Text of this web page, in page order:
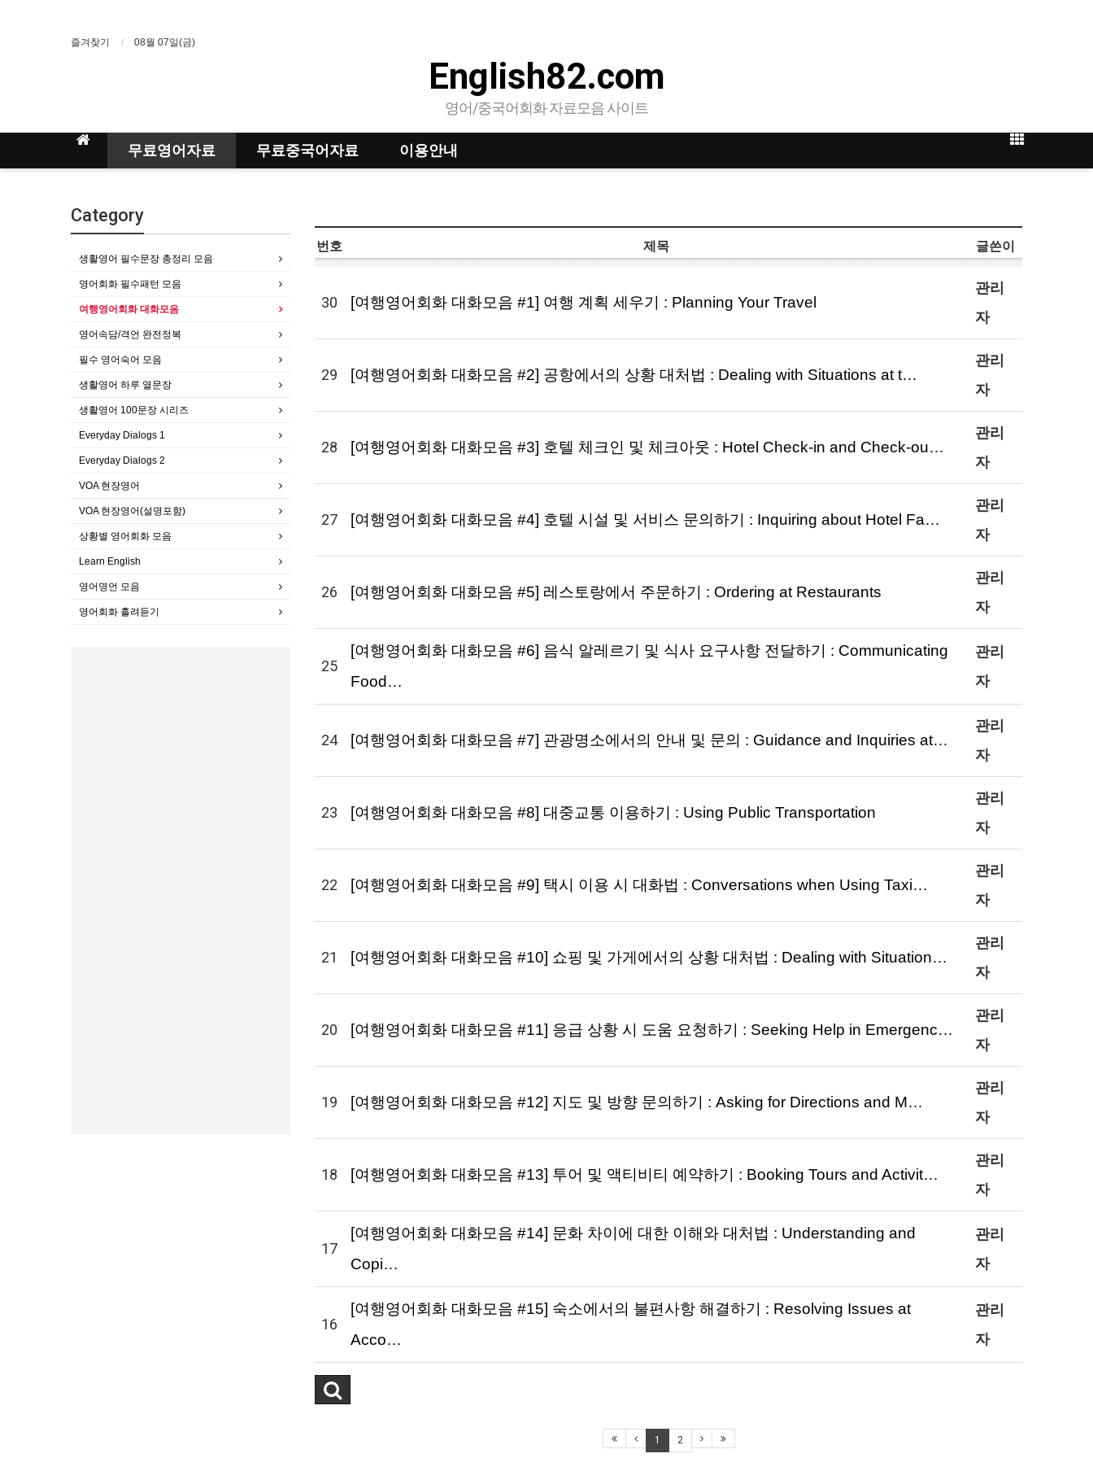
즐겨찾기 08월 07일(금)
English82.com
영어/중국어회화 자료모음 사이트
무료영어자료 무료중국어자료 이용안내
번호 제목 글쓴이
30 [여행영어회화 대화모음 #1] 여행 계획 세우기 : Planning Your Travel
관리
자
29 [여행영어회화 대화모음 #2] 공항에서의 상황 대처법 : Dealing with Situations at t…
관리
자
28 [여행영어회화 대화모음 #3] 호텔 체크인 및 체크아웃 : Hotel Check-in and Check-ou…
관리
자
27 [여행영어회화 대화모음 #4] 호텔 시설 및 서비스 문의하기 : Inquiring about Hotel Fa…
관리
자
26 [여행영어회화 대화모음 #5] 레스토랑에서 주문하기 : Ordering at Restaurants
관리
자
25
[여행영어회화 대화모음 #6] 음식 알레르기 및 식사 요구사항 전달하기 : Communicating
Food…
관리
자
24 [여행영어회화 대화모음 #7] 관광명소에서의 안내 및 문의 : Guidance and Inquiries at…
관리
자
23 [여행영어회화 대화모음 #8] 대중교통 이용하기 : Using Public Transportation
관리
자
22 [여행영어회화 대화모음 #9] 택시 이용 시 대화법 : Conversations when Using Taxi…
관리
자
21 [여행영어회화 대화모음 #10] 쇼핑 및 가게에서의 상황 대처법 : Dealing with Situation…
관리
자
20 [여행영어회화 대화모음 #11] 응급 상황 시 도움 요청하기 : Seeking Help in Emergenc…
관리
자
19 [여행영어회화 대화모음 #12] 지도 및 방향 문의하기 : Asking for Directions and M…
관리
자
18 [여행영어회화 대화모음 #13] 투어 및 액티비티 예약하기 : Booking Tours and Activit…
관리
자
17
[여행영어회화 대화모음 #14] 문화 차이에 대한 이해와 대처법 : Understanding and
Copi…
관리
자
16
[여행영어회화 대화모음 #15] 숙소에서의 불편사항 해결하기 : Resolving Issues at
Acco…
관리
자
1 2
Category
생활영어 필수문장 총정리 모음
영어회화 필수패턴 모음
여행영어회화 대화모음
영어속담/격언 완전정복
필수 영어숙어 모음
생활영어 하루 열문장
생활영어 100문장 시리즈
Everyday Dialogs 1
Everyday Dialogs 2
VOA 현장영어
VOA 현장영어(설명포함)
상황별 영어회화 모음
Learn English
영어명언 모음
영어회화 흘려듣기